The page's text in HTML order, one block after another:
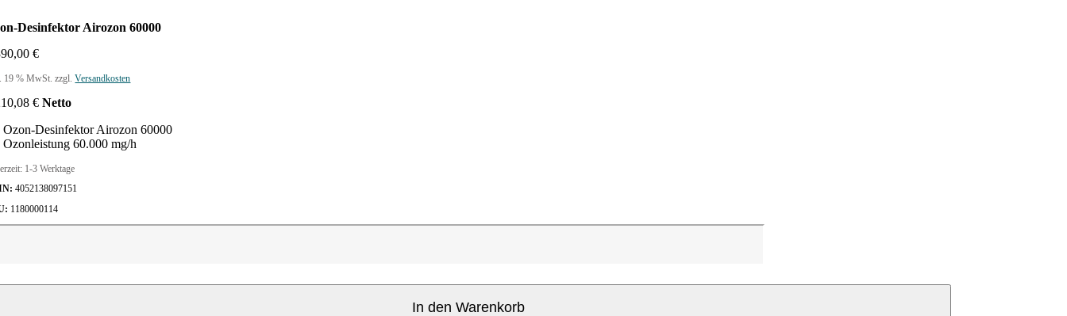
Desinfektor Airozon 60000
€
19 % MwSt. zzgl.Versandkosten
€ Netto
Ozon-Desinfektor Airozon 60000
Ozonleistung 60.000 mg/h
1-3 Werktage
4052138097151
1180000114
In den Warenkorb